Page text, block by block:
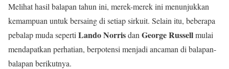
Melihat hasil balapan tahun ini, merek-merek ini menunjukkan
kemampuan untuk bersaing di setiap sirkuit. Selain itu, beberapa
pebalap muda seperti Lando Norrisdan George Russellmulai
mendapatkan perhatian, berpotensi menjadi ancaman di balapan-
balapan berikutnya.